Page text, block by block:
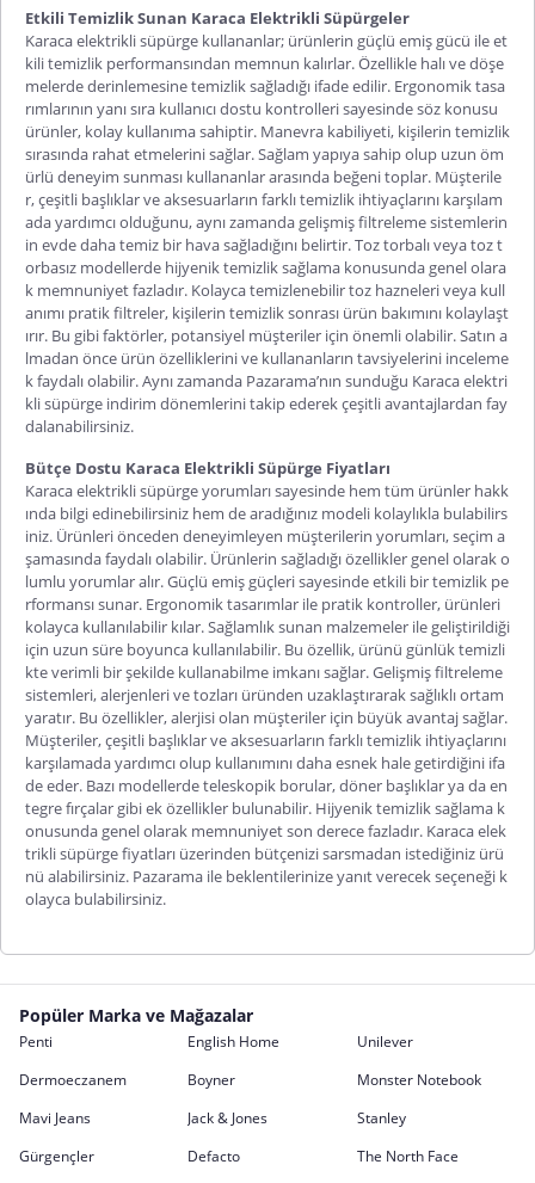
Etkili Temizlik Sunan Karaca Elektrikli Süpürgeler
Karaca elektrikli süpürge kullananlar; ürünlerin güçlü emiş gücü ile et
kili temizlik performansından memnun kalırlar. Özellikle halı ve döşe
melerde derinlemesine temizlik sağladığı ifade edilir. Ergonomik tasa
rımlarının yanı sıra kullanıcı dostu kontrolleri sayesinde söz konusu
ürünler, kolay kullanıma sahiptir. Manevra kabiliyeti, kişilerin temizlik
sırasında rahat etmelerini sağlar. Sağlam yapıya sahip olup uzun öm
ürlü deneyim sunması kullananlar arasında beğeni toplar. Müşterile
r, çeşitli başlıklar ve aksesuarların farklı temizlik ihtiyaçlarını karşılam
ada yardımcı olduğunu, aynı zamanda gelişmiş filtreleme sistemlerin
in evde daha temiz bir hava sağladığını belirtir. Toz torbalı veya toz t
orbasız modellerde hijyenik temizlik sağlama konusunda genel olara
k memnuniyet fazladır. Kolayca temizlenebilir toz hazneleri veya kull
anımı pratik filtreler, kişilerin temizlik sonrası ürün bakımını kolaylaşt
ırır. Bu gibi faktörler, potansiyel müşteriler için önemli olabilir. Satın a
lmadan önce ürün özelliklerini ve kullananların tavsiyelerini inceleme
k faydalı olabilir. Aynı zamanda Pazarama’nın sunduğu Karaca elektri
kli süpürge indirim dönemlerini takip ederek çeşitli avantajlardan fay
dalanabilirsiniz.
Bütçe Dostu Karaca Elektrikli Süpürge Fiyatları
Karaca elektrikli süpürge yorumlarısayesinde hem tüm ürünler hakk
ında bilgi edinebilirsiniz hem de aradığınız modeli kolaylıkla bulabilirs
iniz. Ürünleri önceden deneyimleyen müşterilerin yorumları, seçim a
şamasında faydalı olabilir. Ürünlerin sağladığı özellikler genel olarak o
lumlu yorumlar alır. Güçlü emiş güçleri sayesinde etkili bir temizlik pe
rformansı sunar. Ergonomik tasarımlar ile pratik kontroller, ürünleri
kolayca kullanılabilir kılar. Sağlamlık sunan malzemeler ile geliştirildiği
için uzun süre boyunca kullanılabilir. Bu özellik, ürünü günlük temizli
kte verimli bir şekilde kullanabilme imkanı sağlar. Gelişmiş filtreleme
sistemleri, alerjenleri ve tozları üründen uzaklaştırarak sağlıklı ortam
yaratır. Bu özellikler, alerjisi olan müşteriler için büyük avantaj sağlar.
Müşteriler, çeşitli başlıklar ve aksesuarların farklı temizlik ihtiyaçlarını
karşılamada yardımcı olup kullanımını daha esnek hale getirdiğini ifa
de eder. Bazı modellerde teleskopik borular, döner başlıklar ya da en
tegre fırçalar gibi ek özellikler bulunabilir. Hijyenik temizlik sağlama k
onusunda genel olarak memnuniyet son derece fazladır. Karaca elek
trikli süpürge fiyatları üzerinden bütçenizi sarsmadan istediğiniz ürü
nü alabilirsiniz. Pazarama ile beklentilerinize yanıt verecek seçeneği k
olayca bulabilirsiniz.
Popüler Marka ve Mağazalar
Penti English Home
Unilever
Dermoeczanem
Boyner
Monster Notebook
Mavi Jeans
Jack & Jones
Stanley
Gürgençler
Defacto
The North Face